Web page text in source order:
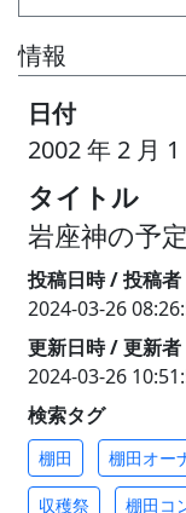
情報
日付
2002 年 2 月
タイトル
岩座神の予
投稿日時 / 投稿者
2024-03-26
更新日時 / 更新者
2024-03-26
検索タグ
棚田 棚田オー
収穫祭 棚田コ